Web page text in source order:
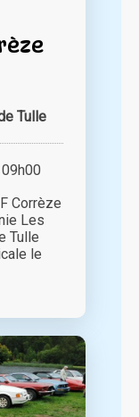
Tulle
Corrèze
Les
Tulle
le